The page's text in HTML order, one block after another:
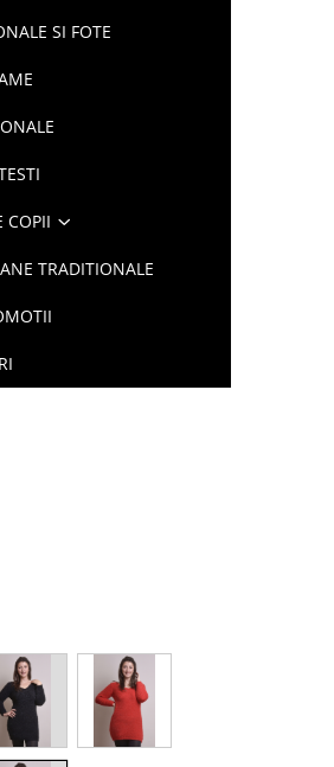
SI FOTE
COPII
TRADITIONALE